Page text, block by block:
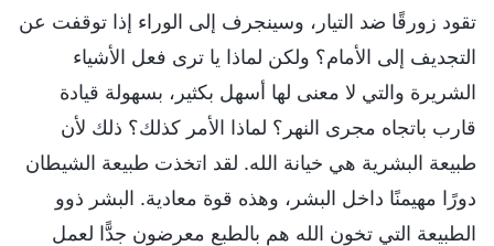
تقود زورقًا ضد التيار، وسينجرف إلى الوراء إذا توقفت عن
التجديف إلى الأمام؟ ولكن لماذا يا ترى فعل الأشياء
الشريرة والتي لا معنى لها أسهل بكثير، بسهولة قيادة
قارب باتجاه مجرى النهر؟ لماذا الأمر كذلك؟ ذلك لأن
طبيعة البشرية هي خيانة الله. لقد اتخذت طبيعة الشيطان
دورًا مهيمنًا داخل البشر، وهذه قوة معادية. البشر ذوو
الطبيعة التي تخون الله هم بالطبع معرضون جدًّا لعمل